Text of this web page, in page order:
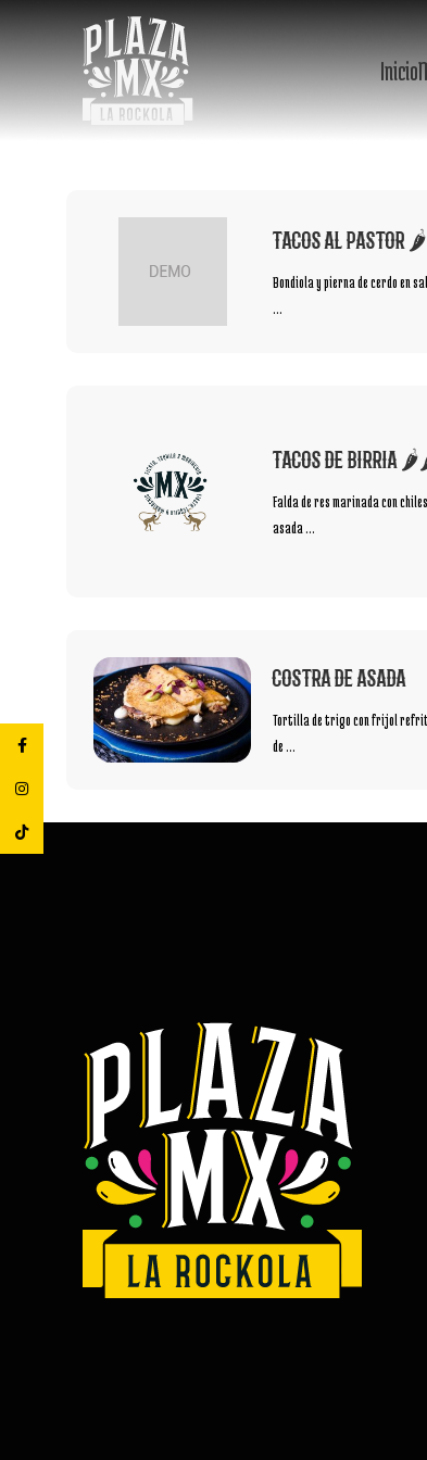
Inicio
TACOS AL PASTOR 🌶️
Bondiola y pierna de cerdo en
...
TACOS DE BIRRIA
Falda de res marinada con
asada ...
COSTRA DE ASADA
Tortilla de trigo con frijol
de ...